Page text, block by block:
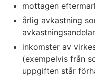
mottagen
årlig avkastning
inkomster av
(exempelvis från
uppgiften står